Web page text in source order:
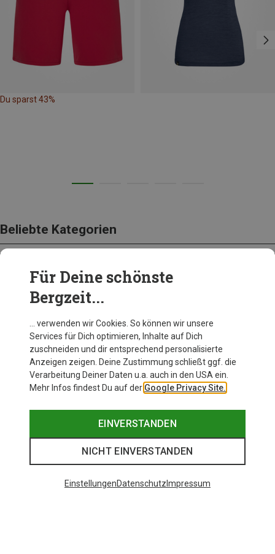
Du sparst 43%
Beliebte Kategorien
BEKLEIDUNG
Für Deine schönste
Bergzeit...
… verwenden wir Cookies. So können wir unsere
Services für Dich optimieren, Inhalte auf Dich
zuschneiden und dir entsprechend personalisierte
Anzeigen zeigen. Deine Zustimmung schließt ggf. die
Verarbeitung Deiner Daten u.a. auch in den USA ein.
Mehr Infos findest Du auf der Google Privacy Site.
EINVERSTANDEN
NICHT EINVERSTANDEN
EinstellungenDatenschutz Impressum